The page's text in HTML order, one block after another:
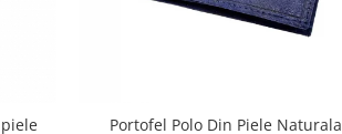
Portofel Polo Din Piele Naturala